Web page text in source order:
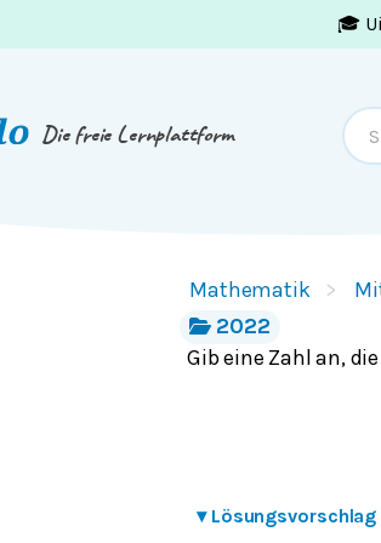
🎓
Die freie Lernplattform
Mathematik
2022
Gib eine Zahl an,
▾ Lösungsvorschlag